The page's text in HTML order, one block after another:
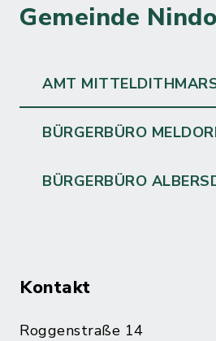
Gemeinde
AMT
BÜRGERBÜRO
BÜRGERBÜRO
Kontakt
Roggenstraße 14